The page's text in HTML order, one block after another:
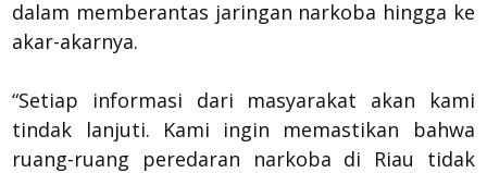
dalam memberantas jaringan narkoba hingga ke
akar-akarnya.
“Setiap informasi dari masyarakat akan kami
tindak lanjuti. Kami ingin memastikan bahwa
ruang-ruang peredaran narkoba di Riau tidak